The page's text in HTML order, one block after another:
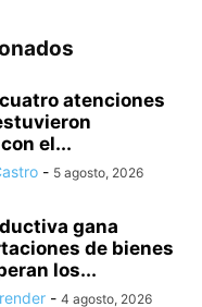
atenciones
el...
- 5 agosto, 2026
gana
de bienes
los...
- 4 agosto, 2026